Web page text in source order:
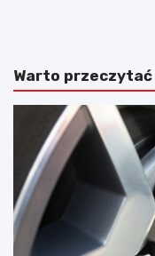
w
a
s
s
a
m
o
a
s
a
o
d
u
w
Warto przeczytać